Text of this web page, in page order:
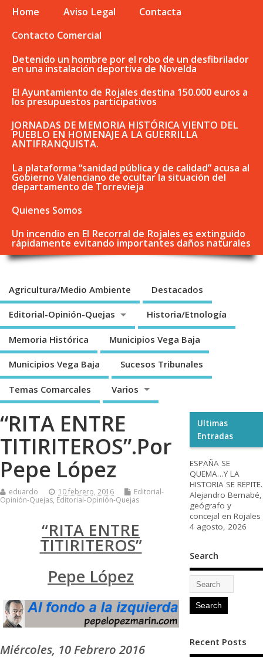
Home Aviso Legal
Contacta
Contacto Comercial
Detenido un hombre por el robo de un desfibrilador
en una instalación deportiva de Novelda
El Ayuntamiento de Rojales destina 150.000 euros a
los presupuestos participativos
JORNADAS DE MEMORIA HISTÓRICA VIENTO DEL
PUEBLO EN HOMENAJE A LA GUERRILLA
ANTIFRANQUISTA.
La plataforma “sanidad pública y de calidad” acusa al
Gobierno Valenciano de ocultar la situación del
departamento de Torrevieja
Quienes Somos
Un incendio en El Recorral de Rojales es extinguido
rápidamente evitando importantes daños naturales
Agricultura/Medio Ambiente Destacados
Editorial-Opinión-Quejas Historia/Etnología
Memoria Histórica Municipios Vega Baja
Municipios Vega Baja Sucesos Tribunales
Temas Comarcales Varios
“RITA ENTRE
TITIRITEROS”.Por
Pepe López
eduardo 10 febrero, 2016
Editorial-
Opinión-Quejas, Editorial-Opinión-Quejas
“RITA ENTRE
TITIRITEROS”
Pepe López
Miércoles, 10 Febrero 2016
Ultimas
Entradas
ESPAÑA SE
QUEMA…Y LA
HISTORIA SE REPITE.
Alejandro Bernabé,
geógrafo y
concejal en Rojales
4 agosto, 2026
Search
Recent Posts